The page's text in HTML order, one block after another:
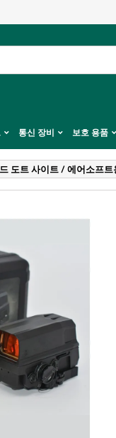
통신 장비 보호 용품
도트 사이트 / 에어소프트